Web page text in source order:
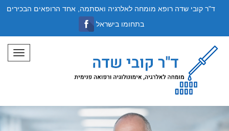
תפריט
ד"ר קובי שדה רופא מומחה לאלרגיה ואסתמה, אחד הרופאים הבכירים
בתחומו בישראל